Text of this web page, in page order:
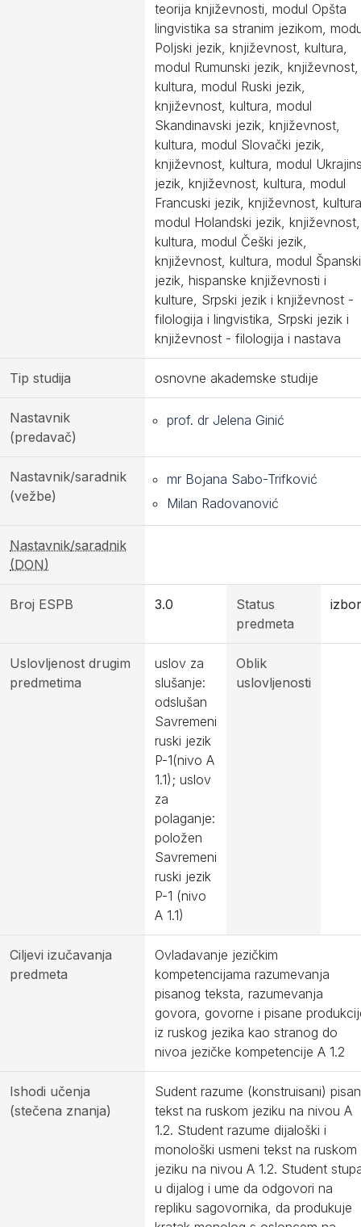
teorija književnosti, modul Opšta
lingvistika sa stranim jezikom,
Poljski jezik, književnost, kultura,
modul Rumunski jezik, književnost,
kultura, modul Ruski jezik,
književnost, kultura, modul
Skandinavski jezik, književnost,
kultura, modul Slovački jezik,
književnost, kultura, modul
jezik, književnost, kultura, modul
Francuski jezik, književnost,
modul Holandski jezik, književnost,
kultura, modul Češki jezik,
književnost, kultura, modul Španski
jezik, hispanske književnosti i
kulture, Srpski jezik i književnost -
filologija i lingvistika, Srpski jezik i
književnost - filologija i nastava
Tip studija osnovne akademske studije
Nastavnik
(predavač)
prof. dr Jelena Ginić
Nastavnik/saradnik
(vežbe)
mr Bojana Sabo-Trifković
Milan Radovanović
Nastavnik/saradnik
(DON)
Broj ESPB 3.0
Status
predmeta
Uslovljenost drugim
predmetima
uslov za
slušanje:
odslušan
Savremeni
ruski jezik
P-1(nivo A
1.1); uslov
za
polaganje:
položen
Savremeni
ruski jezik
P-1 (nivo
A 1.1)
Oblik
uslovljenosti
Ciljevi izučavanja
predmeta
Ovladavanje jezičkim
kompetencijama razumevanja
pisanog teksta, razumevanja
govora, govorne i pisane
iz ruskog jezika kao stranog do
nivoa jezičke kompetencije A 1.2
Ishodi učenja
(stečena znanja)
Sudent razume (konstruisani)
tekst na ruskom jeziku na nivou A
1.2. Student razume dijaloški i
monološki usmeni tekst na ruskom
jeziku na nivou A 1.2. Student
u dijalog i ume da odgovori na
repliku sagovornika, da produkuje